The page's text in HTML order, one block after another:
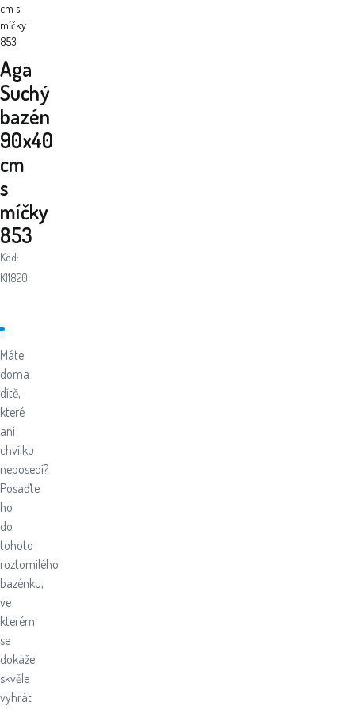
cm s
míčky
853
Aga
Suchý
bazén
90x40
cm
s
míčky
853
Kód:
K11820
Máte
doma
dítě,
které
ani
chvílku
neposedí?
Posaďte
ho
do
tohoto
roztomilého
bazénku,
ve
kterém
se
dokáže
skvěle
vyhrát